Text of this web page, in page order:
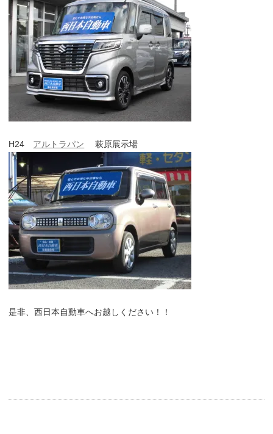
H24 アルトラパン 萩原展示場
是非、西日本自動車へお越しください！！